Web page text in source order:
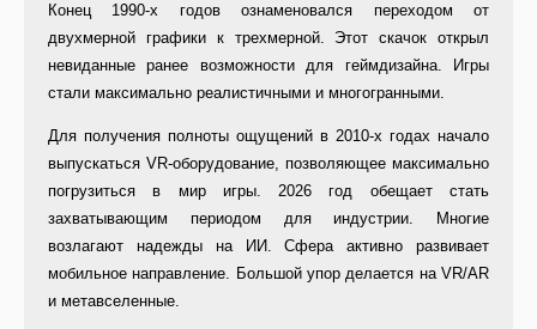
Конец 1990-х годов ознаменовался переходом от
двухмерной графики к трехмерной. Этот скачок открыл
невиданные ранее возможности для геймдизайна. Игры
стали максимально реалистичными и многогранными.
Для получения полноты ощущений в 2010‑х годах начало
выпускаться VR-оборудование, позволяющее максимально
погрузиться в мир игры. 2026 год обещает стать
захватывающим периодом для индустрии. Многие
возлагают надежды на ИИ. Сфера активно развивает
мобильное направление. Большой упор делается на VR/AR
и метавселенные.